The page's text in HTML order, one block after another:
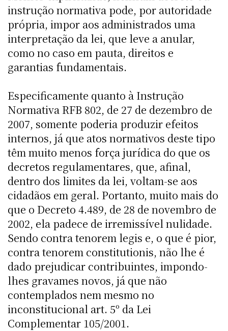
instrução normativa pode, por autoridade
própria, impor aos administrados uma
interpretação da lei, que leve a anular,
como no caso em pauta, direitos e
garantias fundamentais.
Especificamente quanto à Instrução
Normativa RFB 802, de 27 de dezembro de
2007, somente poderia produzir efeitos
internos, já que atos normativos deste tipo
têm muito menos força jurídica do que os
decretos regulamentares, que, afinal,
dentro dos limites da lei, voltam-se aos
cidadãos em geral. Portanto, muito mais do
que o Decreto 4.489, de 28 de novembro de
2002, ela padece de irremissível nulidade.
Sendo contra tenorem legis e, o que é pior,
contra tenorem constitutionis, não lhe é
dado prejudicar contribuintes, impondo-
lhes gravames novos, já que não
contemplados nem mesmo no
inconstitucional art. 5º da Lei
Complementar 105/2001.